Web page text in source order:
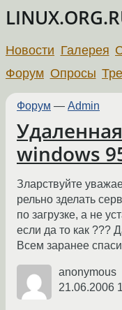
Новости Галерея
Форум Опросы
Форум — Admin
windows
Зларствуйте
рельно зделать
по загрузке, а не
если да то как ???
Всем заранее
anonymous
21.06.2006